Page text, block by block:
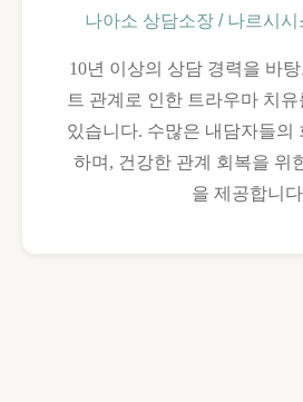
나아소 상담소장 / 나르시
10년 이상의 상담 경력을 바
트 관계로 인한 트라우마 치
있습니다. 수많은 내담자들의
하며, 건강한 관계 회복을 위
을 제공합니